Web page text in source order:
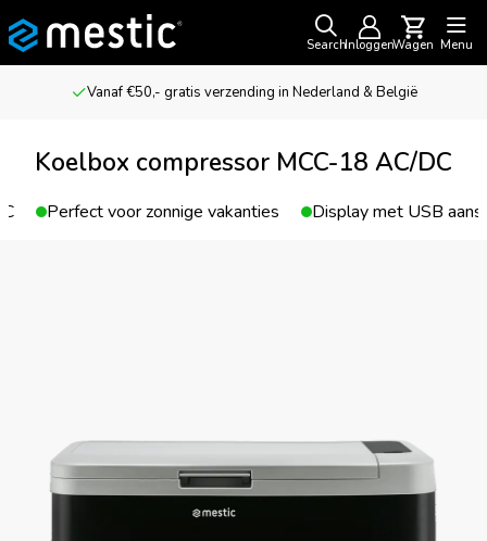
SearchInloggenWagen Menu
Vanaf €50,- gratis verzending in Nederland & België
Koelbox compressor MCC-18 AC/DC
Perfect voor zonnige vakanties Display met USB